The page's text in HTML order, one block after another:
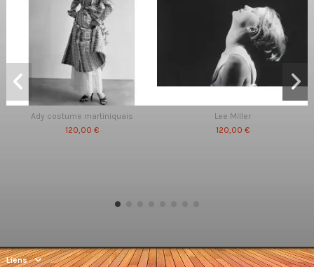
Ady costume martiniquais
120,00 €
Lee Miller
120,00 €
Liens